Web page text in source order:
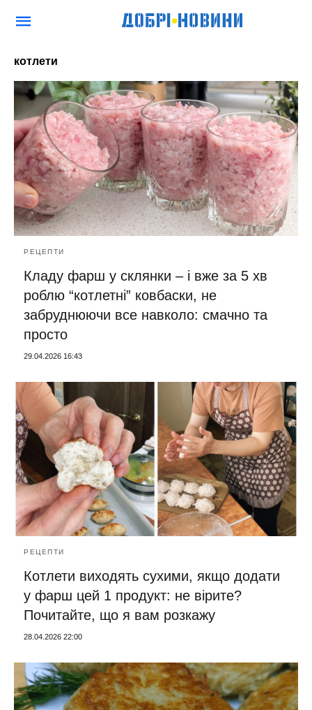
котлети
РЕЦЕПТИ
Кладу фарш у склянки – і вже за 5 хв
роблю “котлетні” ковбаски, не
забруднюючи все навколо: смачно та
просто
29.04.2026 16:43
РЕЦЕПТИ
Котлети виходять сухими, якщо додати
у фарш цей 1 продукт: не вірите?
Почитайте, що я вам розкажу
28.04.2026 22:00